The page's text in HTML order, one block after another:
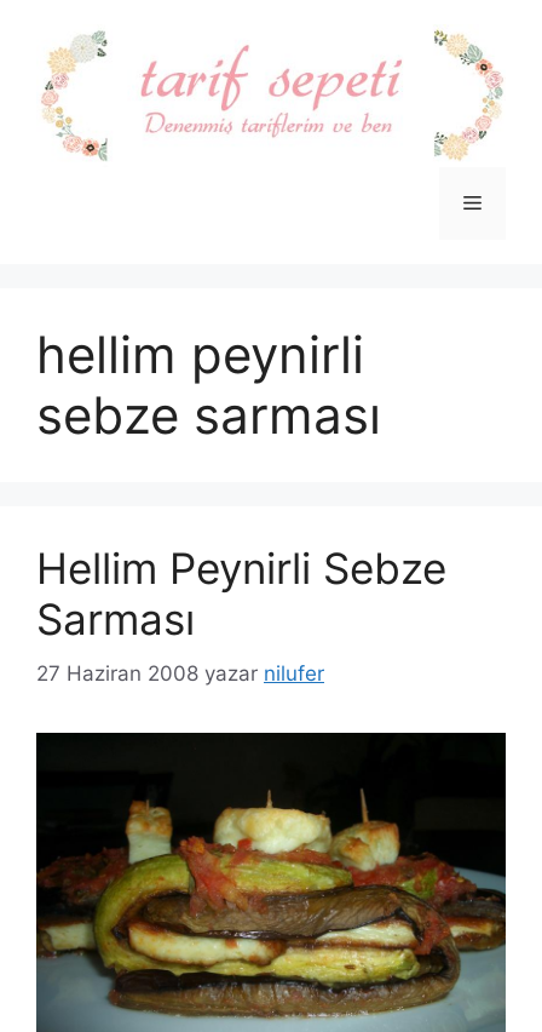
Menü
hellim peynirli
sebze sarması
Hellim Peynirli Sebze
Sarması
27 Haziran 2008 yazar nilufer